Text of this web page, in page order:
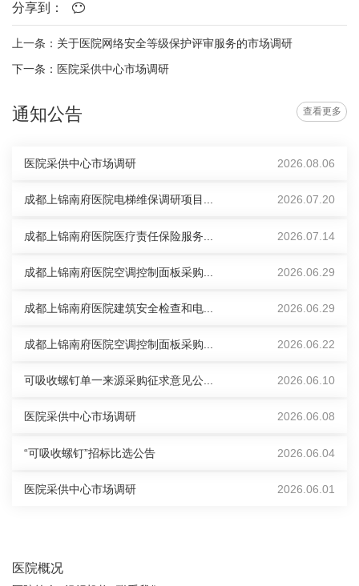
分享到：
上一条：关于医院网络安全等级保护评审服务的市场调研
下一条：医院采供中心市场调研
通知公告 查看更多
医院采供中心市场调研 2026.08.06
成都上锦南府医院电梯维保调研项目... 2026.07.20
成都上锦南府医院医疗责任保险服务... 2026.07.14
成都上锦南府医院空调控制面板采购... 2026.06.29
成都上锦南府医院建筑安全检查和电... 2026.06.29
成都上锦南府医院空调控制面板采购... 2026.06.22
可吸收螺钉单一来源采购征求意见公... 2026.06.10
医院采供中心市场调研 2026.06.08
“可吸收螺钉”招标比选公告 2026.06.04
医院采供中心市场调研 2026.06.01
医院概况